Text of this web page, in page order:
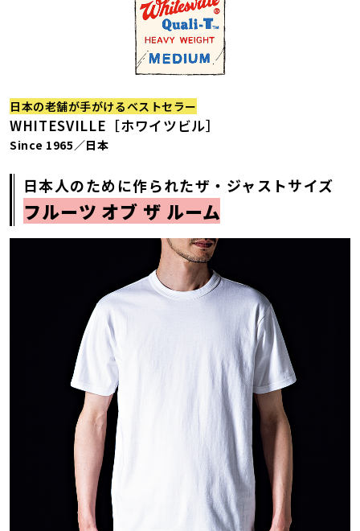
日本の老舗が手がけるベストセラー
WHITESVILLE［ホワイツビル］
Since 1965／日本
日本人のために作られたザ・ジャストサイズ
フルーツ オブ ザ ルーム